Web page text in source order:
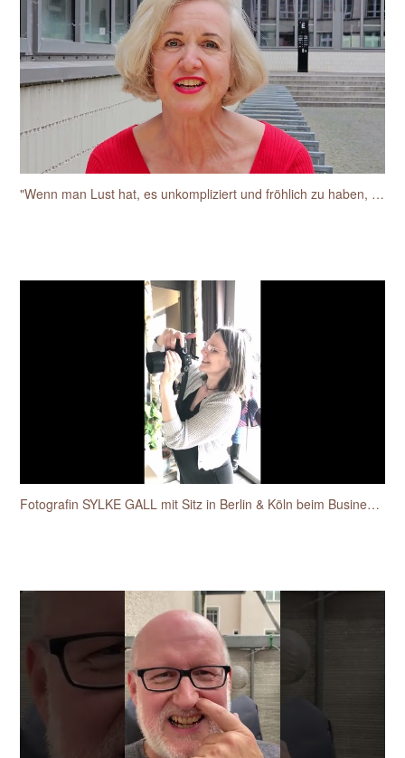
"Wenn man Lust hat, es unkompliziert und fröhlich zu haben, dann ist das einfach toll mit der Sylke"
Fotografin SYLKE GALL mit Sitz in Berlin & Köln beim Businessfotos-Workshop für Unternehmerinnen